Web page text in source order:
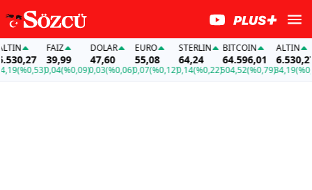
(%0,53)
FAİZ
39,99
0,04(%0,09)
DOLAR
47,60
0,03(%0,06)
EURO
55,08
0,07(%0,12)
STERLIN
64,24
0,14(%0,22)
BITCOIN
64.596,01
504,52(%0,79)
ALTIN
6.530,27
34,19